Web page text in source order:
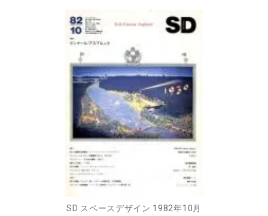
SD スペースデザイン 1982年10月